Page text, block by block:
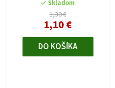
Skladom
1,30 €
1,10 €
DO KOŠÍKA